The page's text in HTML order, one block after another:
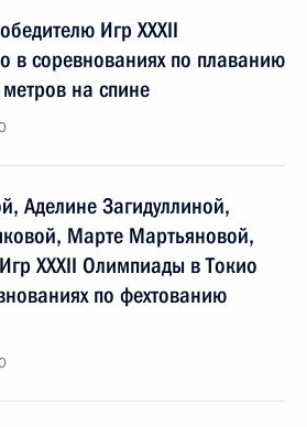
Игр XXXII
в соревнованиях по плаванию
на спине
Аделине Загидуллиной,
Марте Мартьяновой,
XXXII Олимпиады в Токио
по фехтованию